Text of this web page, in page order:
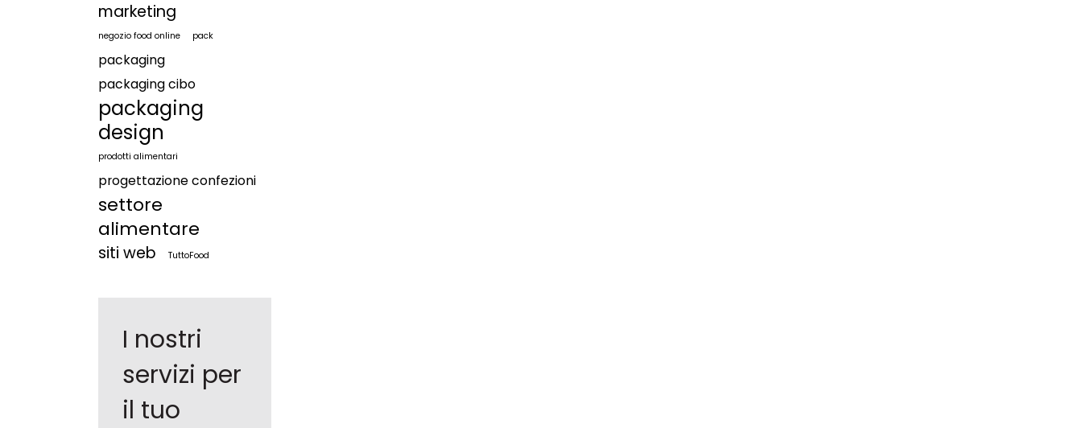
marketing
negozio food online pack
packaging
packaging cibo
packaging
design
prodotti alimentari
progettazione confezioni
settore
alimentare
siti web TuttoFood
I nostri
servizi per
il tuo